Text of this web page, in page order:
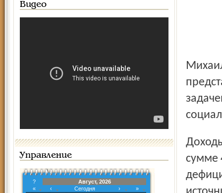
Видео
Управление
?
Август, 2026
«
‹ Сегодня ›
»
Михаил Капранов, директор департамента финансов,
Доходы бюджета на 2011 год запланированы в
сумме